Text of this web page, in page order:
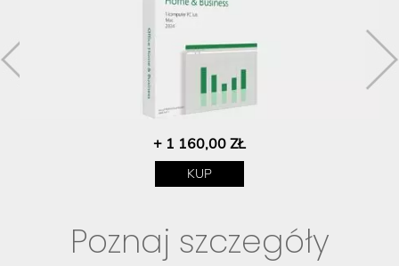
+ 1 160,00 ZŁ
KUP
Poznaj szczegóły